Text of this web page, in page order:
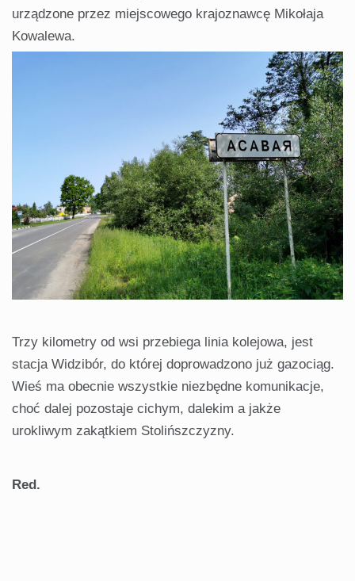
urządzone przez miejscowego krajoznawcę Mikołaja
Kowalewa.
Trzy kilometry od wsi przebiega linia kolejowa, jest
stacja Widzibór, do której doprowadzono już gazociąg.
Wieś ma obecnie wszystkie niezbędne komunikacje,
choć dalej pozostaje cichym, dalekim a jakże
urokliwym zakątkiem Stolińszczyzny.
Red.